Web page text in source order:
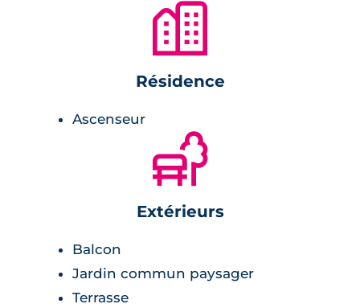
🏙
Résidence
Ascenseur
🌲
Extérieurs
Balcon
Jardin commun paysager
Terrasse